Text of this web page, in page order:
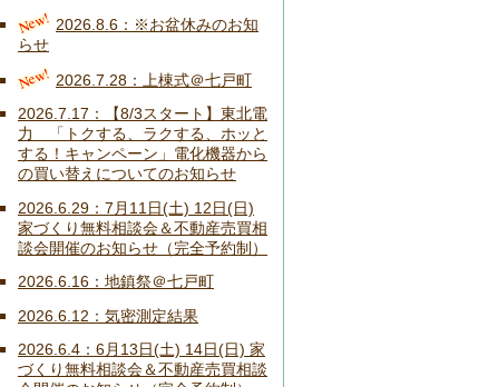
New! 2026.8.6
※お盆休みのお知
らせ
New! 2026.7.28
上棟式＠七戸町
2026.7.17
【8/3スタート】東北電
力 「トクする、ラクする、ホッと
する！キャンペーン」電化機器から
の買い替えについてのお知らせ
2026.6.29
7月11日(土) 12日(日)
家づくり無料相談会＆不動産売買相
談会開催のお知らせ（完全予約制）
2026.6.16
地鎮祭＠七戸町
2026.6.12
気密測定結果
2026.6.4
6月13日(土) 14日(日) 家
づくり無料相談会＆不動産売買相談